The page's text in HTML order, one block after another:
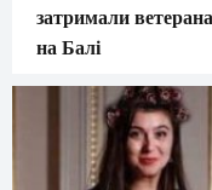
затримали
на Балі